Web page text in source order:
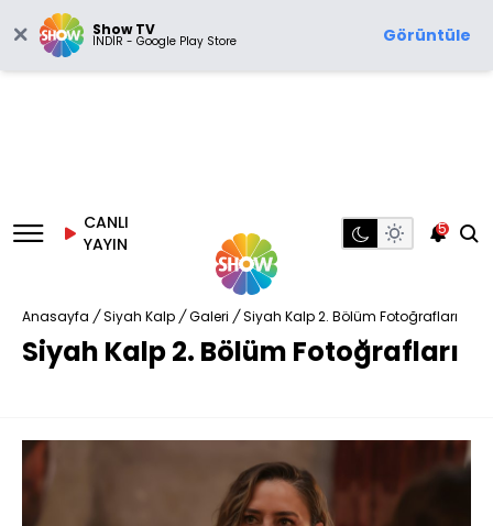
Show TV
İNDİR - Google Play Store Görüntüle
CANLI
YAYIN
5
Anasayfa / Siyah Kalp / Galeri / Siyah Kalp 2. Bölüm Fotoğrafları
Siyah Kalp 2. Bölüm Fotoğrafları